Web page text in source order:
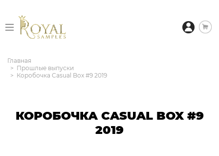
Главная
Прошлые выпуски
Коробочка Casual Box #9 2019
КОРОБОЧКА CASUAL BOX #9
2019